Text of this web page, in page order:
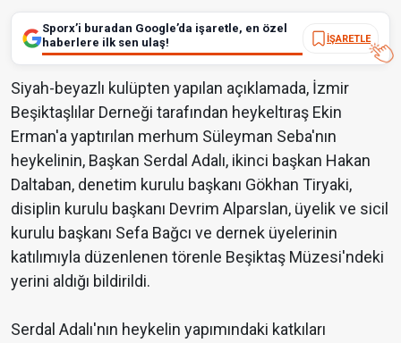
Sporx’i buradan Google’da işaretle, en özel
haberlere ilk sen ulaş!
İŞARETLE
Siyah-beyazlı kulüpten yapılan açıklamada, İzmir
Beşiktaşlılar Derneği tarafından heykeltıraş Ekin
Erman'a yaptırılan merhum Süleyman Seba'nın
heykelinin, Başkan Serdal Adalı, ikinci başkan Hakan
Daltaban, denetim kurulu başkanı Gökhan Tiryaki,
disiplin kurulu başkanı Devrim Alparslan, üyelik ve sicil
kurulu başkanı Sefa Bağcı ve dernek üyelerinin
katılımıyla düzenlenen törenle Beşiktaş Müzesi'ndeki
yerini aldığı bildirildi.
Serdal Adalı'nın heykelin yapımındaki katkıları